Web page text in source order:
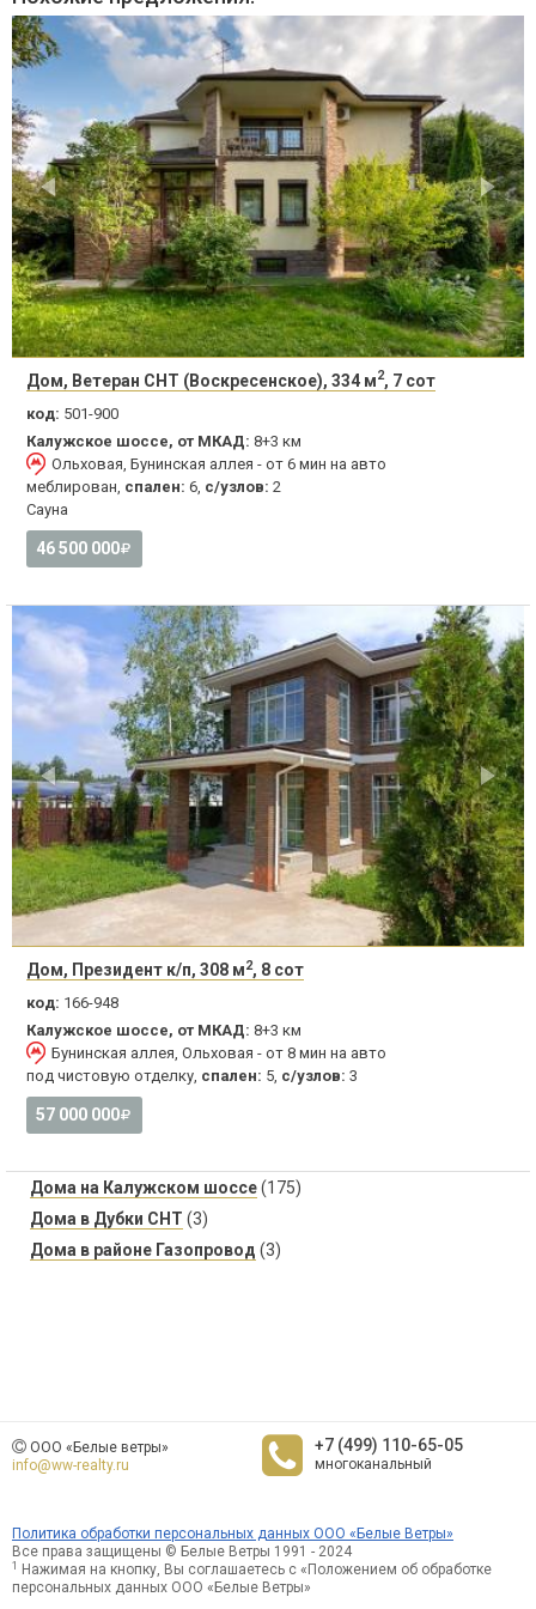
Дом, Ветеран СНТ (Воскресенское), 334 м2, 7 сот
код: 501-900
Калужское шоссе, от МКАД: 8+3 км
Ольховая, Бунинская аллея - от 6 мин на авто
меблирован, спален: 6, с/узлов: 2
Сауна
46 500 000
Дом, Президент к/п, 308 м2, 8 сот
код: 166-948
Калужское шоссе, от МКАД: 8+3 км
Бунинская аллея, Ольховая - от 8 мин на авто
под чистовую отделку, спален: 5, с/узлов: 3
57 000 000
Дома на Калужском шоссе(175)
Дома в Дубки СНТ (3)
Дома в районе Газопровод (3)
ООО «Белые ветры»
info@ww-realty.ru
+7 (499) 110-65-05
многоканальный
Политика обработки персональных данных ООО «Белые Ветры»
Все права защищены © Белые Ветры 1991 - 2024
1
Нажимая на кнопку, Вы соглашаетесь с «Положением об обработке
персональных данных ООО «Белые Ветры»